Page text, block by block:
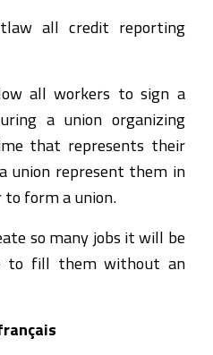
all credit reporting
all workers to sign a
a union organizing
that represents their
union represent them in
form a union.
so many jobs it will be
to fill them without an